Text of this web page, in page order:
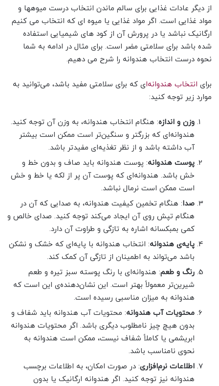
از دیگر عادات غذایی برای سالم ماندن انتخاب درست میوهها و
مواد غذایی است. اگر مواد غذایی یا میوه ای که انتخاب می کنیم
ارگانیک نباشد یا در پرورش آن از کود های شیمیایی استفاده
شده باشد برای سلامتی مضر است. برای مثال در ادامه به شما
نحوه درست انتخاب هندوانه را شرح می دهیم.
برای انتخاب هندوانه‌ای که برای سلامتی مفید باشد، می‌توانید به
موارد زیر توجه کنید:
وزن و اندازه: هنگام انتخاب هندوانه، به وزن آن توجه کنید.
هندوانه‌ای که بزرگتر و سنگین‌تر است ممکن است بیشتر
آب داشته باشد و از نظر تغذیه‌ای مفیدتر باشد.
پوست هندوانه: پوست هندوانه باید صاف و بدون خط و
خش باشد. هندوانه‌ای که پوست آن پر از لکه یا خط و خش
است ممکن است نرمال نباشد.
صدا: هنگام تخمین کیفیت هندوانه، به صدایی که آن در
هنگام تپش روی آن ایجاد می‌کند توجه کنید. صدای خالص و
کمی بمبکسانه اشاره به تازگی و طراوت آن دارد.
پایه‌ی هندوانه: انتخاب هندوانه با پایه‌ای که خشک و نشکن
باشد می‌تواند به اطمینان از تازگی آن کمک کند.
رنگ و طعم: هندوانه‌ای با رنگ پوسته سبز تیره و طعم
شیرین‌تر معمولاً بهتر است. این نشان‌دهنده‌ی این است که
هندوانه به میزان مناسبی رسیده است.
محتویات آب هندوانه: محتویات آب هندوانه باید شفاف و
بدون هیچ چیز نامطلوب دیگری باشد. اگر محتویات هندوانه
ابریشمی یا کاملاً شفاف نیست، ممکن است هندوانه به
نحوی نامناسب باشد.
اطلاعات نرم‌افزاری: در صورت امکان، به اطلاعات برچسب
هندوانه نیز توجه کنید. اگر هندوانه ارگانیک یا بدون